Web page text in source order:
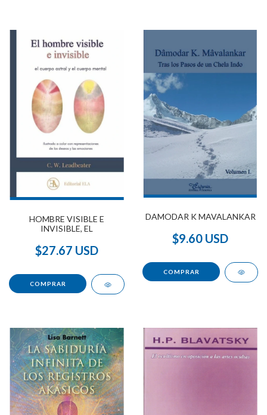
HOMBRE VISIBLE E
INVISIBLE, EL
$27.67 USD
DAMODAR K MAVALANKAR
$9.60 USD